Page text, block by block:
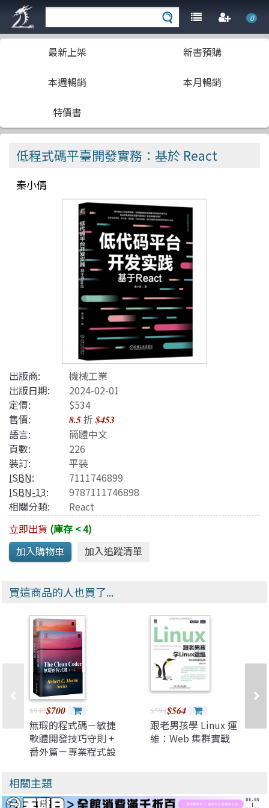
0
最新上架 新書預購
本週暢銷 本月暢銷
特價書
低程式碼平臺開發實務：基於 React
秦小倩
出版商:
機械工業
出版日期:
2024-02-01
定價:
$534
售價:
8.5折$453
語言:
簡體中文
頁數:
226
裝訂:
平裝
ISBN:
7111746899
ISBN-13:
9787111746898
相關分類:
React
立即出貨 (庫存 < 4)
買這商品的人也買了...
$940$700
無瑕的程式碼－敏捷
軟體開發技巧守則 +
番外篇－專業程式設
書合購)
$594$564
跟老男孩學 Linux 運
維：Web 集群實戰
相關主題